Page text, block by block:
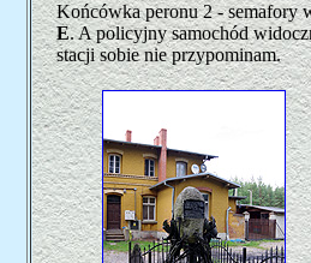
Końcówka peronu 2 - semafory
E. A policyjny samochód
stacji sobie nie przypominam.